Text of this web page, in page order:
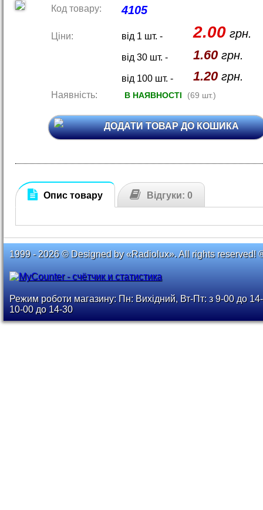
Код товару: 4105
Ціни: від 1 шт. - 2.00грн.
від 30 шт. - 1.60грн.
від 100 шт. - 1.20грн.
Наявність: В НАЯВНОСТІ (69 шт.)
ДОДАТИ ТОВАР ДО КОШИКА
Опис товару Відгуки: 0
1999 - 2026 © Designed by «Radiolux». All rights reserved!
Режим роботи магазину: Пн: Вихідний, Вт-Пт: з 9-00 до
10-00 до 14-30